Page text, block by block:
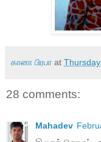
கானா பிரபா at
28 comments:
Mahadev